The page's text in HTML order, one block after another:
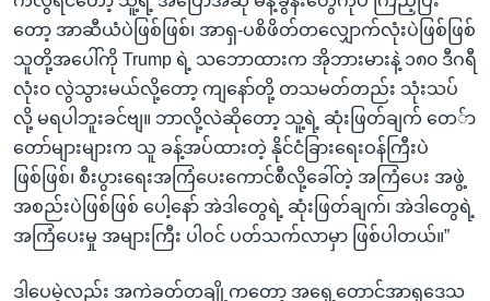
တော့ အာဆီယံပဲဖြစ်ဖြစ်၊ အာရှ-ပစိဖိတ်တလျှောက်လုံးပဲဖြစ်ဖြစ်
သူတို့အပေါ်ကို Trump ရဲ့ သဘောထားက အိုဘားမားနဲ့ ၁၈၀ ဒီဂရီ
လုံး၀ လွဲသွားမယ်လို့တော့ ကျနော်တို့ တသမတ်တည်း သုံးသပ်
လို့ မရပါဘူးခင်ဗျ။ ဘာလို့လဲဆိုတော့ သူ့ရဲ့ ဆုံးဖြတ်ချက် တေ်ာ
တော်များများက သူ ခန့်အပ်ထားတဲ့ နိုင်ငံခြားရေးဝန်ကြီးပဲ
ဖြစ်ဖြစ်၊ စီးပွားရေးအကြံပေးကောင်စီလို့ခေါ်တဲ့ အကြံပေး အဖွဲ့
အစည်းပဲဖြစ်ဖြစ် ပေါ့နော် အဲဒါတွေရဲ့ ဆုံးဖြတ်ချက်၊ အဲဒါတွေရဲ့
အကြံပေးမှု အများကြီး ပါဝင် ပတ်သက်လာမှာ ဖြစ်ပါတယ်။”
ဒါပေမဲ့လည်း အကဲခတ်တချို့ကတော့ အရှေ့တောင်အာရှဒေသ